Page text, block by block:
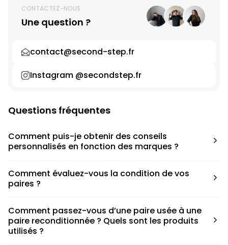
CONTACTEZ-NOUS
Une question ?
contact@second-step.fr
Instagram @secondstep.fr
Questions fréquentes
Comment puis-je obtenir des conseils
personnalisés en fonction des marques ?
pour déterminer la taille appropriée, que ce soit une taille
en dessous, au-dessus ou correspondant à votre taille
Comment évaluez-vous la condition de vos
paires ?
défauts spécifiques de chaque paire.
Comment passez-vous d’une paire usée à une
paire reconditionnée ? Quels sont les produits
utilisés ?